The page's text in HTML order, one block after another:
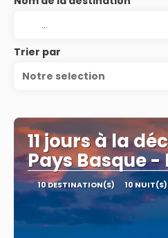
Trier par
Notre selection
11 jours à la
Pays Basque
10 DESTINATION(S) 10 NUIT(S)